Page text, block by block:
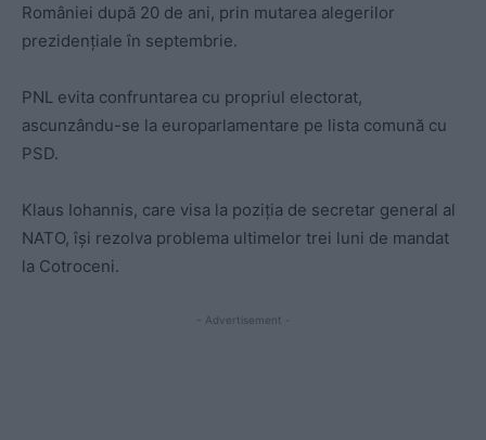
României după 20 de ani, prin mutarea alegerilor
prezidențiale în septembrie.
PNL evita confruntarea cu propriul electorat,
ascunzându-se la europarlamentare pe lista comună cu
PSD.
Klaus Iohannis, care visa la poziția de secretar general al
NATO, își rezolva problema ultimelor trei luni de mandat
la Cotroceni.
- Advertisement -